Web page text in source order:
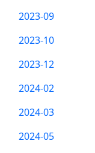
2023-09
2023-10
2023-12
2024-02
2024-03
2024-05